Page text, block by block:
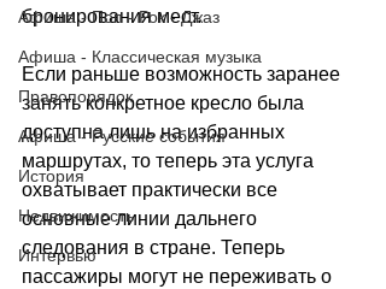
Афиша - Поп - Рок - Джаз
Афиша - Классическая музыка
Правопорядок
Афиша - Русские события
История
Недвижимость
Интервью
бронирования мест.
Если раньше возможность заранее
занять конкретное кресло была
доступна лишь на избранных
маршрутах, то теперь эта услуга
охватывает практически все
основные линии дальнего
следования в стране. Теперь
пассажиры могут не переживать о